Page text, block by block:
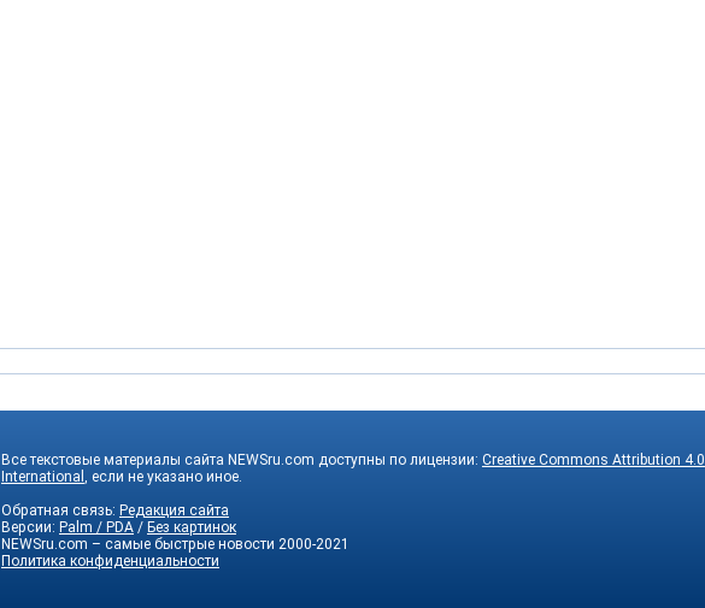
Все текстовые материалы сайта NEWSru.com доступны по лицензии: Creative Commons Attribution 4.0
International , если не указано иное.
Обратная связь: Редакция сайта
Версии: Palm / PDA / Без картинок
NEWSru.com – самые быстрые новости 2000-2021
Политика конфиденциальности